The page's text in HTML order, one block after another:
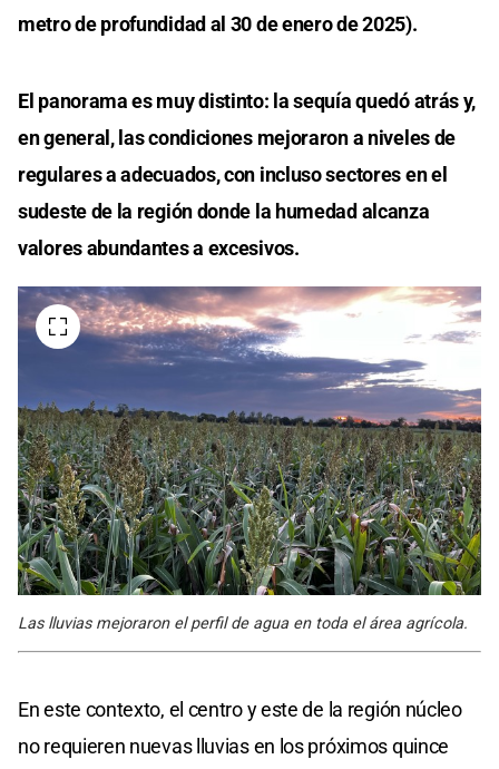
metro de profundidad al 30 de enero de 2025).
El panorama es muy distinto: la sequía quedó atrás y,
en general, las condiciones mejoraron a niveles de
regulares a adecuados, con incluso sectores en el
sudeste de la región donde la humedad alcanza
valores abundantes a excesivos.
Las lluvias mejoraron el perfil de agua en toda el área agrícola.
En este contexto, el centro y este de la región núcleo
no requieren nuevas lluvias en los próximos quince